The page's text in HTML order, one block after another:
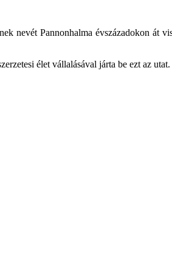
nevét Pannonhalma évszázadokon át
élet vállalásával járta be ezt az utat.